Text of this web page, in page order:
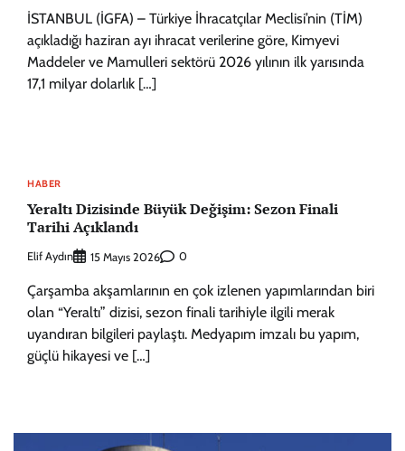
İSTANBUL (İGFA) – Türkiye İhracatçılar Meclisi’nin (TİM)
açıkladığı haziran ayı ihracat verilerine göre, Kimyevi
Maddeler ve Mamulleri sektörü 2026 yılının ilk yarısında
17,1 milyar dolarlık […]
HABER
Yeraltı Dizisinde Büyük Değişim: Sezon Finali
Tarihi Açıklandı
Elif Aydın 15 Mayıs 2026 0
Çarşamba akşamlarının en çok izlenen yapımlarından biri
olan “Yeraltı” dizisi, sezon finali tarihiyle ilgili merak
uyandıran bilgileri paylaştı. Medyapım imzalı bu yapım,
güçlü hikayesi ve […]